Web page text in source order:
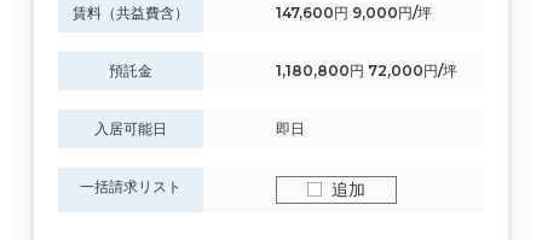
賃料（共益費含） 147,600円 9,000円/坪
預託金 1,180,800円 72,000円/坪
入居可能日 即日
一括請求リスト 追加